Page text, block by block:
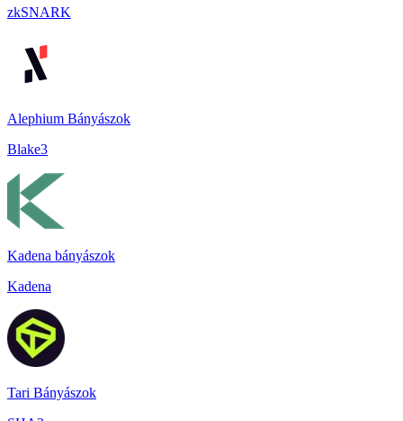
zkSNARK
Alephium Bányászok
Blake3
Kadena bányászok
Kadena
Tari Bányászok